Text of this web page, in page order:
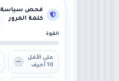
فحص سياسة
كلمة المرور
القوة
على الأقل
10 أحرف